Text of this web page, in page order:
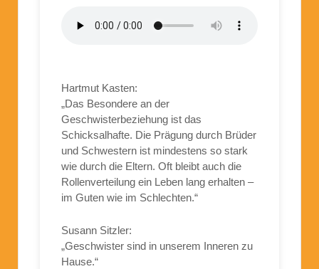
Hartmut Kasten:
„Das Besondere an der
Geschwisterbeziehung ist das
Schicksalhafte. Die Prägung durch Brüder
und Schwestern ist mindestens so stark
wie durch die Eltern. Oft bleibt auch die
Rollenverteilung ein Leben lang erhalten –
im Guten wie im Schlechten.“
Susann Sitzler:
„Geschwister sind in unserem Inneren zu
Hause.“